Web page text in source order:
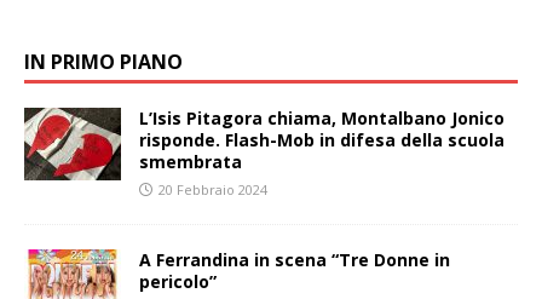
IN PRIMO PIANO
L’Isis Pitagora chiama, Montalbano Jonico
risponde. Flash-Mob in difesa della scuola
smembrata
20 Febbraio 2024
A Ferrandina in scena “Tre Donne in
pericolo”